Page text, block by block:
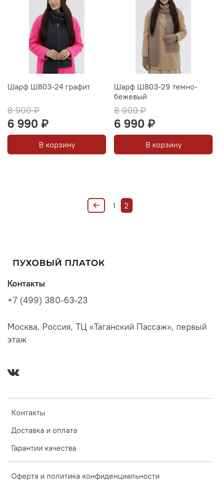
Шарф Ш803-24 графит
8 900 ₽
6 990 ₽
В корзину
Шарф Ш803-29 темно-
бежевый
8 900 ₽
6 990 ₽
В корзину
1 2
Контакты
Доставка и оплата
Гарантии качества
Оферта и политика конфиденциальности
Контакты
+7 (499) 380-63-23
Москва, Россия, ТЦ «Таганский Пассаж», первый
этаж